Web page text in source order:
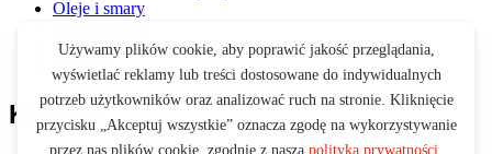
Oleje i smary
Akcesoria
Zabawki
Koszyk